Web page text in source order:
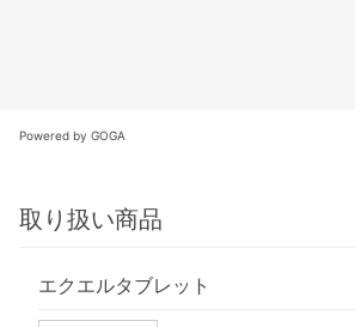
Powered by GOGA
取り扱い商品
エクエルタブレット